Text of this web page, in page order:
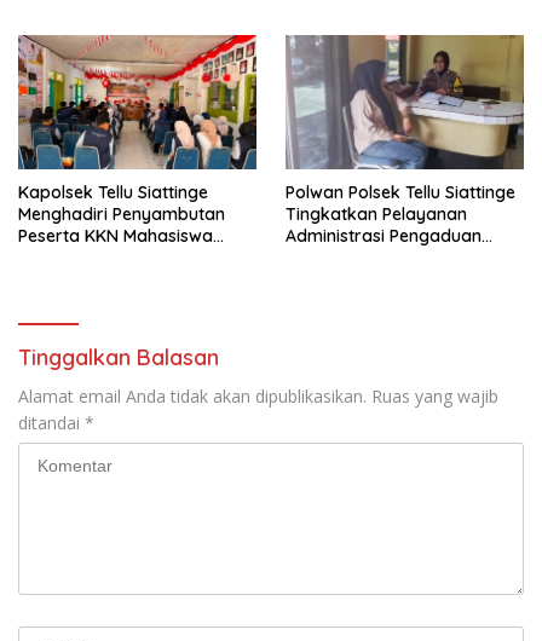
Kapolsek Tellu Siattinge
Menghadiri Penyambutan
Peserta KKN Mahasiswa
Polwan Polsek Tellu Siattinge
Tingkatkan Pelayanan
Administrasi Pengaduan
Tinggalkan Balasan
Alamat email Anda tidak akan dipublikasikan. Ruas yang wajib
ditandai *